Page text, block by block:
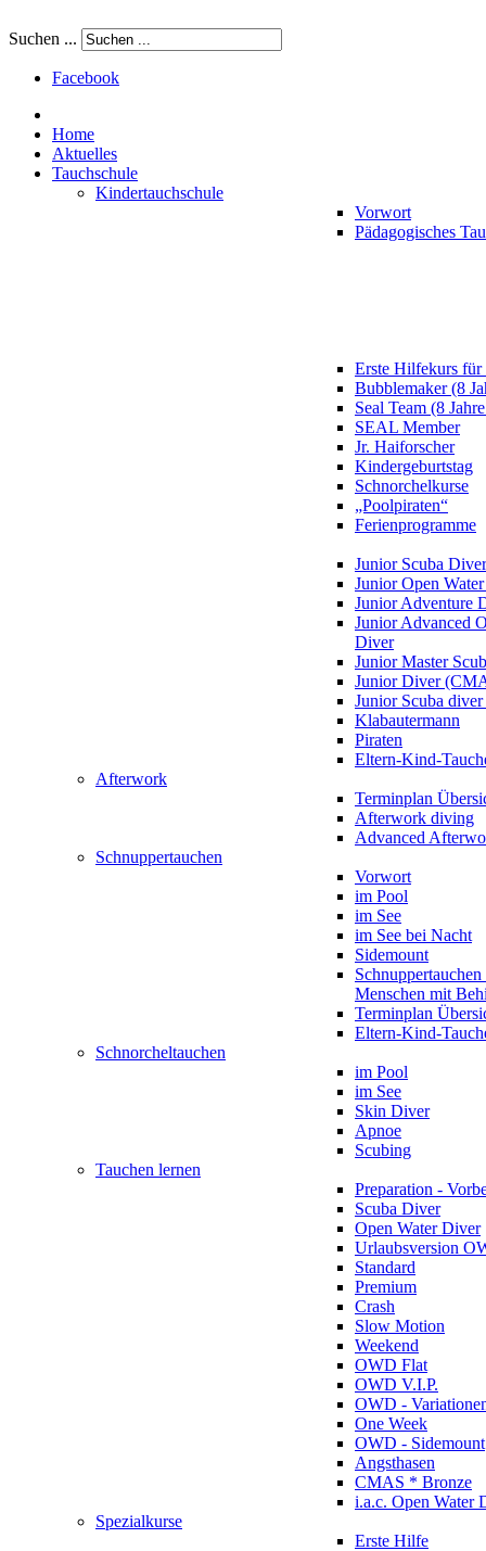
Suchen ...
Facebook
Home
Aktuelles
Tauchschule
Kindertauchschule
Vorwort
Pädagogisches
Erste Hilfekurs
Bubblemaker (8
Seal Team (8
SEAL Member
Jr. Haiforscher
Kindergeburtstag
Schnorchelkurse
„Poolpiraten“
Ferienprogramme
Junior Scuba Diver
Junior Open
Junior Adventure
Junior Advanced
Diver
Junior Master
Junior Diver
Junior Scuba
Klabautermann
Piraten
Eltern-Kind-
Afterwork
Terminplan
Afterwork diving
Advanced
Schnuppertauchen
Vorwort
im Pool
im See
im See bei Nacht
Sidemount
Menschen mit
Terminplan
Eltern-Kind-
Schnorcheltauchen
im Pool
im See
Skin Diver
Apnoe
Scubing
Tauchen lernen
Preparation -
Scuba Diver
Open Water Diver
Urlaubsversion
Standard
Premium
Crash
Slow Motion
Weekend
OWD Flat
OWD V.I.P.
OWD -
One Week
OWD - Sidemount
Angsthasen
CMAS * Bronze
i.a.c. Open Water
Spezialkurse
Erste Hilfe